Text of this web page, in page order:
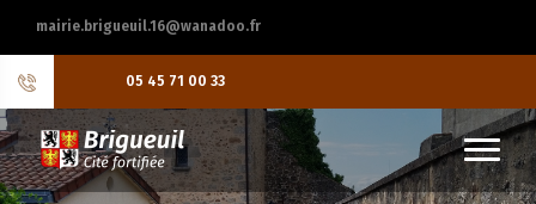
mairie.brigueuil.16@wanadoo.fr
05 45 71 00 33